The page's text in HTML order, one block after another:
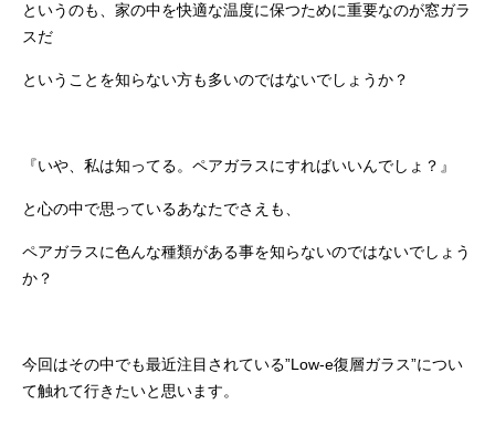
というのも、家の中を快適な温度に保つために重要なのが窓ガラ
スだ
ということを知らない方も多いのではないでしょうか？
『いや、私は知ってる。ペアガラスにすればいいんでしょ？』
と心の中で思っているあなたでさえも、
ペアガラスに色んな種類がある事を知らないのではないでしょう
か？
今回はその中でも最近注目されている”Low-e復層ガラス”につい
て触れて行きたいと思います。